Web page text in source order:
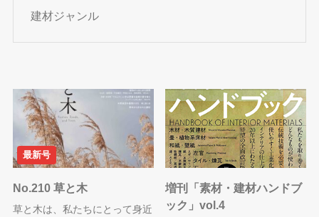
NEWS
Contact Us
建材ジャンル
最新号
No.210 草と木
草と木は、私たちにとって身近
増刊「素材・建材ハンドブ
ック」vol.4